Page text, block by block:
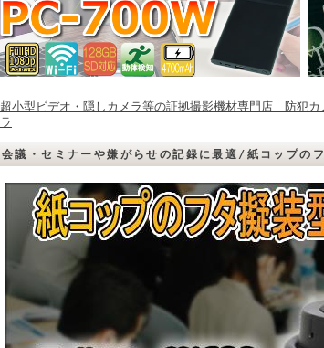
超小型ビデオ・隠しカメラ等の証拠撮影機材専門店 防犯カ
ラ
会議・セミナーや嫌がらせの記録に最適/紙コップの